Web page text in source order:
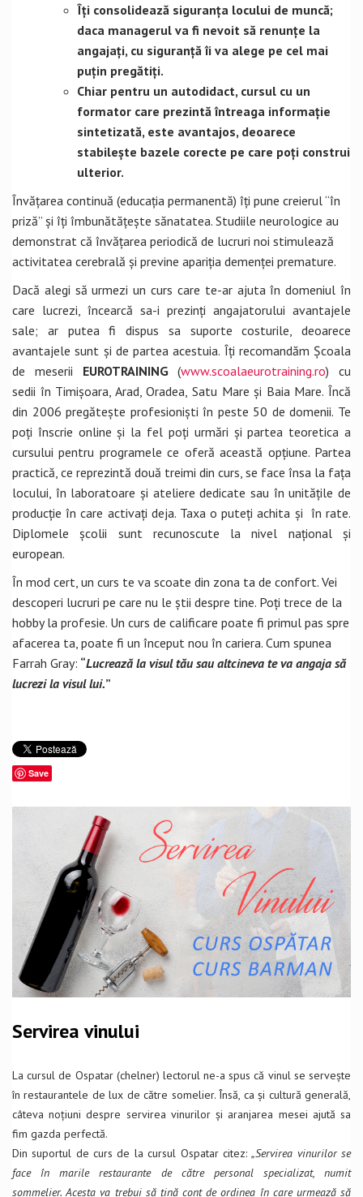
Îți consolidează siguranța locului de muncă;
daca managerul va fi nevoit să renunțe la
angajați, cu siguranță îi va alege pe cel mai
puțin pregătiți.
Chiar pentru un autodidact, cursul cu un
formator care prezintă întreaga informație
sintetizată, este avantajos, deoarece
stabilește bazele corecte pe care poți construi
ulterior.
Învățarea continuă (educația permanentă) îți pune creierul “în
priză” și îți îmbunătățește sănatatea. Studiile neurologice au
demonstrat că învățarea periodică de lucruri noi stimulează
activitatea cerebrală și previne apariția demenței premature.
Dacă alegi să urmezi un curs care te-ar ajuta în domeniul în
care lucrezi, încearcă sa-i prezinți angajatorului avantajele
sale; ar putea fi dispus sa suporte costurile, deoarece
avantajele sunt și de partea acestuia. Îți recomandăm Școala
de meserii EUROTRAINING(www.scoalaeurotraining.ro) cu
sedii în Timișoara, Arad, Oradea, Satu Mare și Baia Mare. Încă
din 2006 pregătește profesioniști în peste 50 de domenii. Te
poți înscrie online și la fel poți urmări și partea teoretica a
cursului pentru programele ce oferă această opțiune. Partea
practică, ce reprezintă două treimi din curs, se face însa la fața
locului, în laboratoare și ateliere dedicate sau în unitățile de
producție în care activați deja. Taxa o puteți achita și în rate.
Diplomele școlii sunt recunoscute la nivel național și
european.
În mod cert, un curs te va scoate din zona ta de confort. Vei
descoperi lucruri pe care nu le știi despre tine. Poți trece de la
hobby la profesie. Un curs de calificare poate fi primul pas spre
afacerea ta, poate fi un început nou în cariera. Cum spunea
Farrah Gray: “Lucrează la visul tău sau altcineva te va angaja să
lucrezi la visul lui.”
Save
Servirea vinului
La cursul de Ospatar (chelner) lectorul ne-a spus că vinul se servește
în restaurantele de lux de către somelier. Însă, ca și cultură generală,
câteva noțiuni despre servirea vinurilor și aranjarea mesei ajută sa
fim gazda perfectă.
Din suportul de curs de la cursul Ospatar citez:„Servirea vinurilor se
face în marile restaurante de către personal specializat, numit
sommelier. Acesta va trebui să țină cont de ordinea în care urmează să